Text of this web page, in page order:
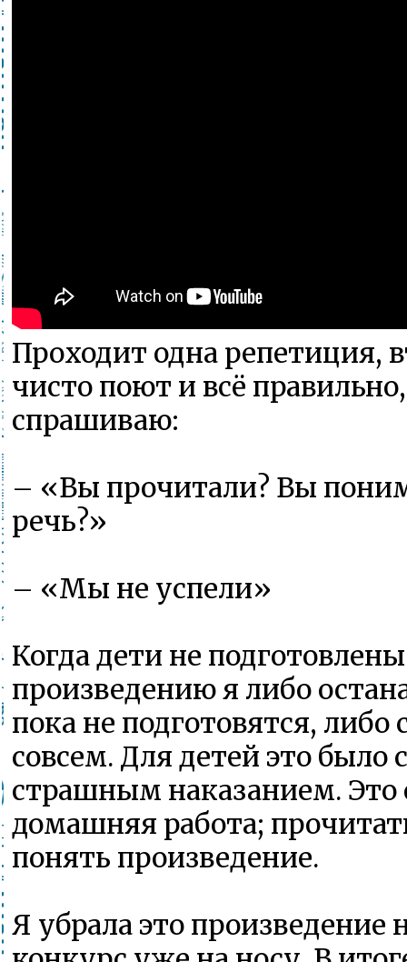
Проходит одна репетиция,
чисто поют и всё
спрашиваю:
– «Вы прочитали? Вы
речь?»
– «Мы не успели»
Когда дети не
произведению я либо
пока не подготовятся, либо
совсем. Для детей это
страшным наказанием. Это
домашняя работа;
понять произведение.
Я убрала это произведение